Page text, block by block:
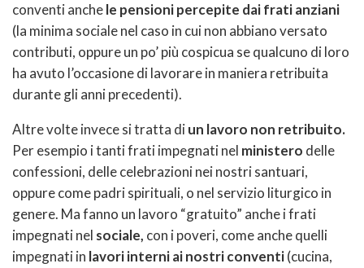
conventi anchele pensioni percepite dai frati anziani
(la minima sociale nel caso in cui non abbiano versato
contributi, oppure un po’ più cospicua se qualcuno di loro
ha avuto l’occasione di lavorare in maniera retribuita
durante gli anni precedenti).
Altre volte invece si tratta diun lavoro non retribuito.
Per esempio i tanti frati impegnati nel ministero delle
confessioni, delle celebrazioni nei nostri santuari,
oppure come padri spirituali, o nel servizio liturgico in
genere. Ma fanno un lavoro “gratuito” anche i frati
impegnati nel sociale, con i poveri, come anche quelli
impegnati in lavori interni ai nostri conventi(cucina,